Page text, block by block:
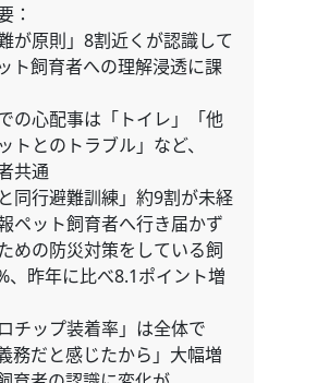
：
が原則」8割近くが認識して
ト飼育者への理解浸透に課
の心配事は「トイレ」「他
トとのトラブル」など、
共通
同行避難訓練」約9割が未経
ペット飼育者へ行き届かず
めの防災対策をしている飼
、昨年に比べ8.1ポイント増
チップ装着率」は全体で
務だと感じたから」大幅増